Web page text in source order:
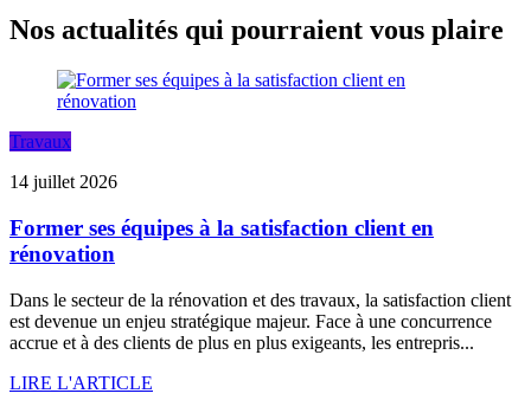
Nos actualités qui pourraient vous plaire
Travaux
14 juillet 2026
Former ses équipes à la satisfaction client en
rénovation
Dans le secteur de la rénovation et des travaux, la satisfaction client
est devenue un enjeu stratégique majeur. Face à une concurrence
accrue et à des clients de plus en plus exigeants, les entrepris...
LIRE L'ARTICLE